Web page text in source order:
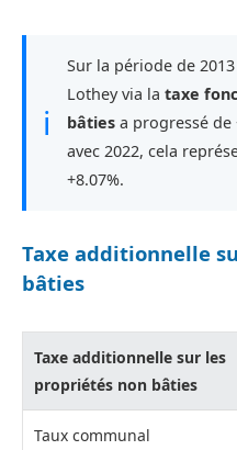
ℹ
Sur la période de
Lothey via la taxe
bâties a progressé de
avec 2022, cela
+8.07%.
Taxe additionnelle
bâties
Taxe additionnelle sur les
propriétés non bâties
Taux communal